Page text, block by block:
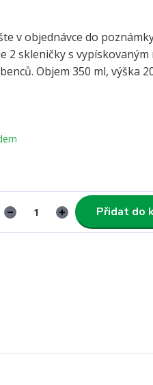
v objednávce do
2 skleničky s vypískovaným
Objem 350 ml, výška
Přidat do